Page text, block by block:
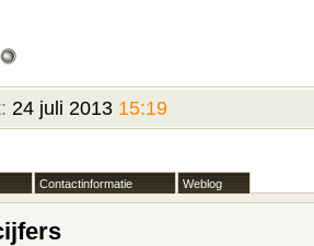
24 juli 2013 15:19
Contactinformatie Weblog